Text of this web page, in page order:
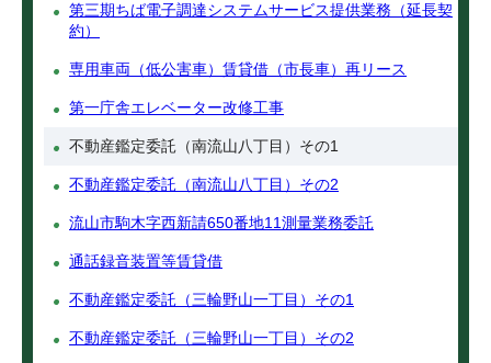
第三期ちば電子調達システムサービス提供業務（延長契
約）
専用車両（低公害車）賃貸借（市長車）再リース
第一庁舎エレベーター改修工事
不動産鑑定委託（南流山八丁目）その1
不動産鑑定委託（南流山八丁目）その2
流山市駒木字西新請650番地11測量業務委託
通話録音装置等賃貸借
不動産鑑定委託（三輪野山一丁目）その1
不動産鑑定委託（三輪野山一丁目）その2